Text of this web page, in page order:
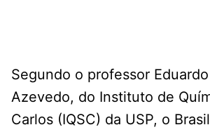
Segundo o professor
Azevedo, do Instituto de
Carlos (IQSC) da USP, o